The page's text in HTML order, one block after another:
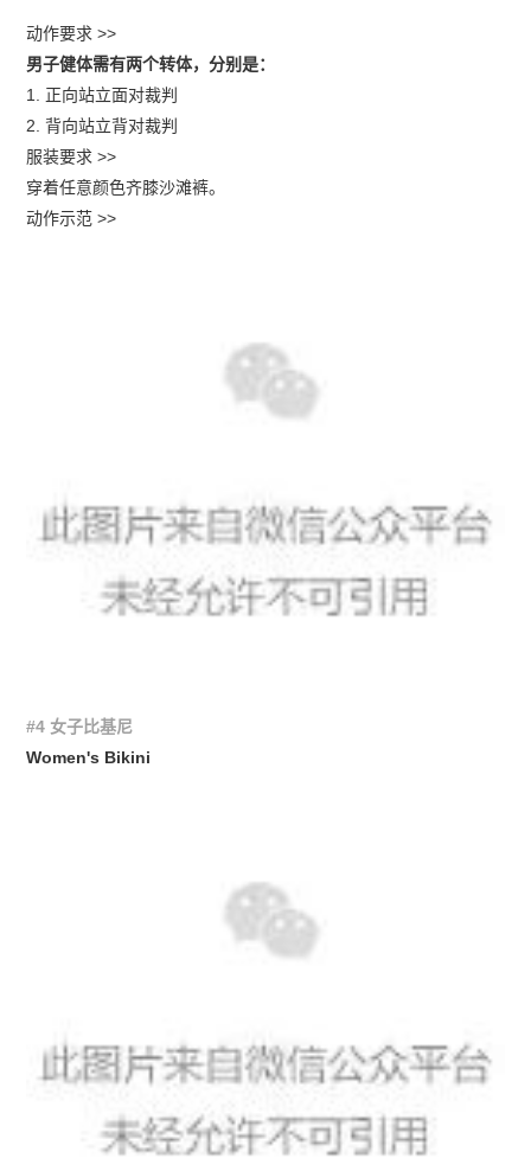
动作要求 >>
男子健体需有两个转体，分别是：
1. 正向站立面对裁判
2. 背向站立背对裁判
服装要求 >>
穿着任意颜色齐膝沙滩裤。
动作示范 >>
#4 女子比基尼
Women's Bikini